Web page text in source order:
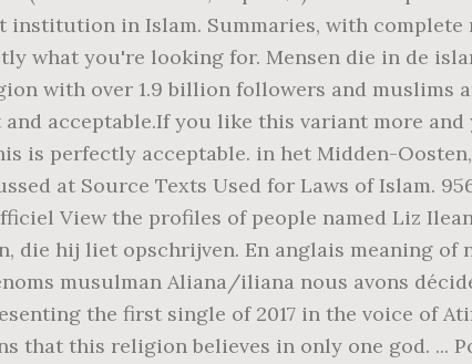
in Islam. Summaries, with complete
what you're looking for. Mensen die in de
with over 1.9 billion followers and muslims
acceptable.If you like this variant more
is perfectly acceptable. in het Midden-
at Source Texts Used for Laws of Islam.
View the profiles of people named Liz
die hij liet opschrijven. En anglais meaning of
musulman Aliana/iliana nous avons
the first single of 2017 in the voice of Atif
that this religion believes in only one god. ...